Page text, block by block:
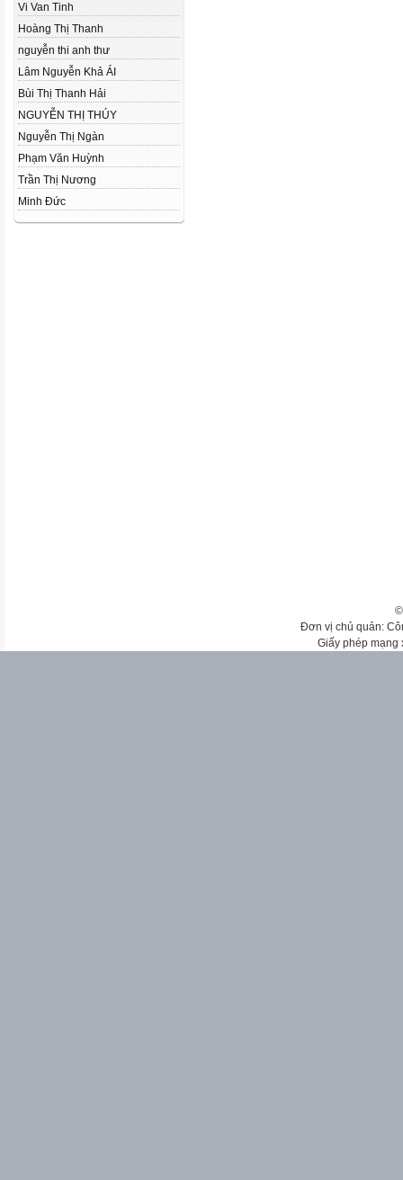
Vi Van Tinh
Hoàng Thị Thanh
nguyễn thi anh thư
Lâm Nguyễn Khả ÁI
Bùi Thị Thanh Hải
NGUYỄN THỊ THÚY
Nguyễn Thị Ngàn
Phạm Văn Huỳnh
Trần Thị Nương
Minh Đức
Đơn vị chủ quản:
Giấy phép mạng